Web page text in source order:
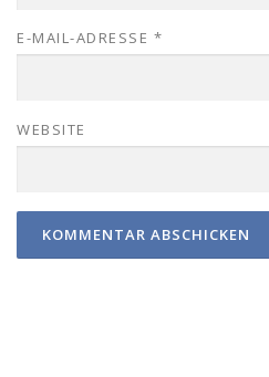
E-MAIL-ADRESSE *
WEBSITE